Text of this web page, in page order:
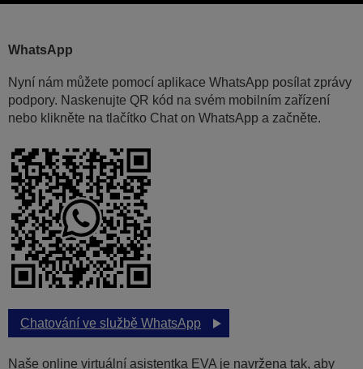
WhatsApp
Nyní nám můžete pomocí aplikace WhatsApp posílat zprávy
podpory. Naskenujte QR kód na svém mobilním zařízení
nebo klikněte na tlačítko Chat on WhatsApp a začněte.
Chatování ve službě WhatsApp
Naše online virtuální asistentka EVA je navržena tak, aby